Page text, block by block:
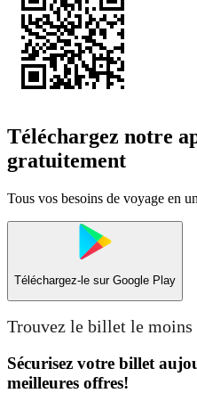
Téléchargez notre
gratuitement
Tous vos besoins de voyage en
Téléchargez-le sur Google Play
Trouvez le billet le moins
Sécurisez votre billet
meilleures offres!